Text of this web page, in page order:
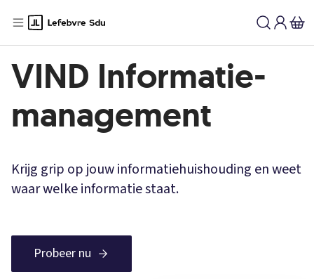
VIND Informatie-
management
Krijg grip op jouw informatiehuishouding en weet
waar welke informatie staat.
Probeer nu